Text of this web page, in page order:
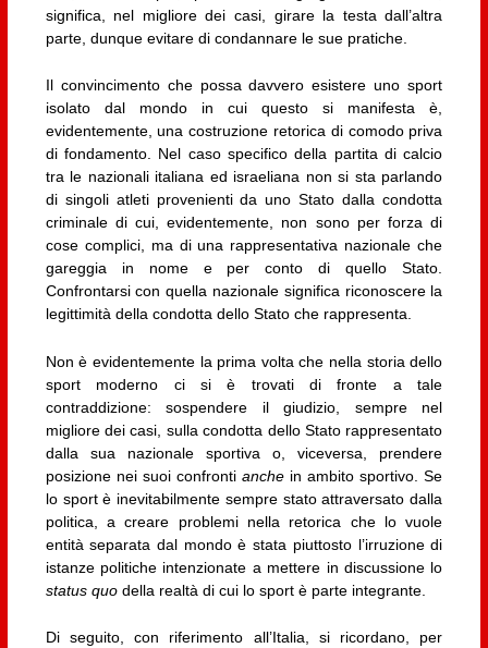
significa, nel migliore dei casi, girare la testa dall’altra
parte, dunque evitare di condannare le sue pratiche.
Il convincimento che possa davvero esistere uno sport
isolato dal mondo in cui questo si manifesta è,
evidentemente, una costruzione retorica di comodo priva
di fondamento. Nel caso specifico della partita di calcio
tra le nazionali italiana ed israeliana non si sta parlando
di singoli atleti provenienti da uno Stato dalla condotta
criminale di cui, evidentemente, non sono per forza di
cose complici, ma di una rappresentativa nazionale che
gareggia in nome e per conto di quello Stato.
Confrontarsi con quella nazionale significa riconoscere la
legittimità della condotta dello Stato che rappresenta.
Non è evidentemente la prima volta che nella storia dello
sport moderno ci si è trovati di fronte a tale
contraddizione: sospendere il giudizio, sempre nel
migliore dei casi, sulla condotta dello Stato rappresentato
dalla sua nazionale sportiva o, viceversa, prendere
posizione nei suoi confronti anche in ambito sportivo. Se
lo sport è inevitabilmente sempre stato attraversato dalla
politica, a creare problemi nella retorica che lo vuole
entità separata dal mondo è stata piuttosto l’irruzione di
istanze politiche intenzionate a mettere in discussione lo
status quodella realtà di cui lo sport è parte integrante.
Di seguito, con riferimento all’Italia, si ricordano, per